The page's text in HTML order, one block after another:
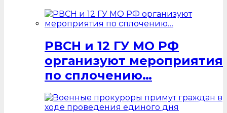
РВСН и 12 ГУ МО РФ
организуют мероприятия
по сплочению…